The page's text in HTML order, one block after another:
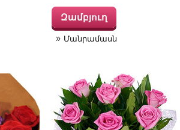
Զամբյուղ
Մանրամասն